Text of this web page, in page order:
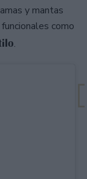
y mantas
como
.